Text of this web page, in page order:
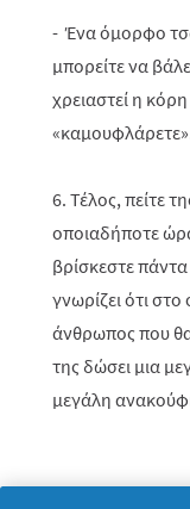
- Ένα όμορφο
μπορείτε να
χρειαστεί η
6. Τέλος, πείτε
οποιαδήποτε
βρίσκεστε πάντα
γνωρίζει ότι στο
άνθρωπος που
της δώσει μια
μεγάλη